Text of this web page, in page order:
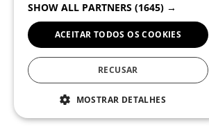
SHOW ALL PARTNERS (1645) →
ACEITAR TODOS OS COOKIES
RECUSAR
MOSTRAR DETALHES